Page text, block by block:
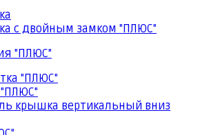
с двойным замком "ПЛЮС"
"ПЛЮС"
"ПЛЮС"
крышка вертикальный вниз